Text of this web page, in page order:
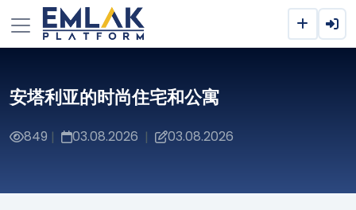
安塔利亚的时尚住宅和公寓
849 | 03.08.2026 | 03.08.2026